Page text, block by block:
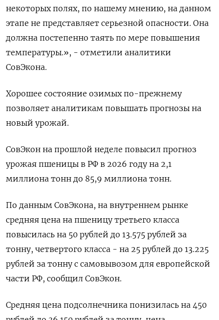
некоторых полях, по нашему мнению, на данном
этапе не ​представляет серьезной опасности. Она
должна постепенно таять по мере повышения
температуры.», - отметили аналитики
СовЭкона.
Хорошее состояние озимых по-прежнему
позволяет аналитикам повышать прогнозы на
новый урожай.
СовЭкон на прошлой неделе повысил прогноз
урожая пшеницы в РФ в 2026 году на 2,1
миллиона тонн до 85,9 миллиона тонн.
По данным СовЭкона, на внутреннем рынке
средняя цена на пшеницу третьего класса
повысилась на 50 рублей до 13.575 рублей за
тонну, четвертого класса - на 25 рублей до 13.225
рублей за тонну с самовывозом для европейской
части РФ, сообщил СовЭкон.
Средняя цена подсолнечника понизилась ​на 450